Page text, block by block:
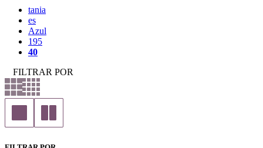
tania
es
Azul
195
40
FILTRAR POR